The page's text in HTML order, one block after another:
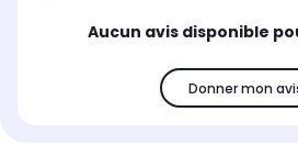
Aucun avis disponible
Donner mon